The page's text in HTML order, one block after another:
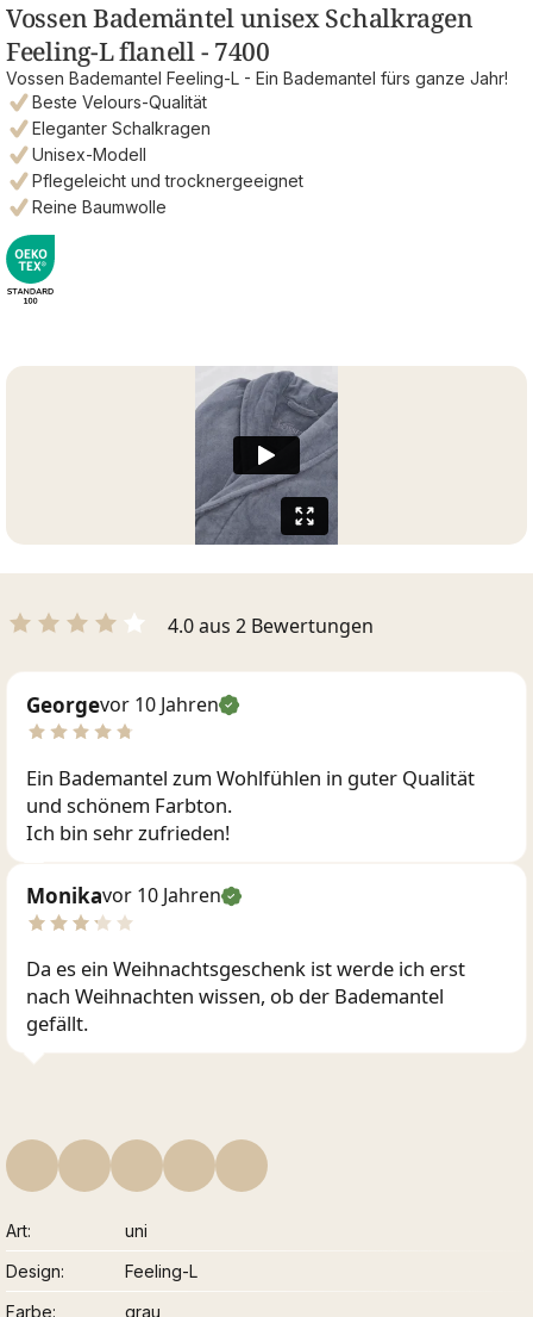
Vossen Bademäntel unisex Schalkragen
Feeling-L flanell - 7400
Vossen Bademantel Feeling-L - Ein Bademantel fürs ganze Jahr!
Beste Velours-Qualität
Eleganter Schalkragen
Unisex-Modell
Pflegeleicht und trocknergeeignet
Reine Baumwolle
4.0 aus 2 Bewertungen
Georgevor 10 Jahren
Ein Bademantel zum Wohlfühlen in guter Qualität
und schönem Farbton.
Ich bin sehr zufrieden!
Monikavor 10 Jahren
Da es ein Weihnachtsgeschenk ist werde ich erst
nach Weihnachten wissen, ob der Bademantel
gefällt.
Art
uni
Design
Feeling-L
Farbe
grau